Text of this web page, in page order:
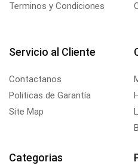
Terminos y Condiciones
Servicio al Cliente
Contactanos
Politicas de Garantía
Site Map
Categorias